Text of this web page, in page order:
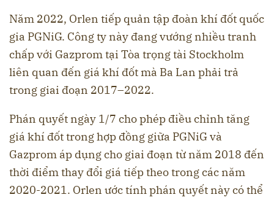
Năm 2022, Orlen tiếp quản tập đoàn khí đốt quốc
gia PGNiG. Công ty này đang vướng nhiều tranh
chấp với Gazprom tại Tòa trọng tài Stockholm
liên quan đến giá khí đốt mà Ba Lan phải trả
trong giai đoạn 2017–2022.
Phán quyết ngày 1/7 cho phép điều chỉnh tăng
giá khí đốt trong hợp đồng giữa PGNiG và
Gazprom áp dụng cho giai đoạn từ năm 2018 đến
thời điểm thay đổi giá tiếp theo trong các năm
2020-2021. Orlen ước tính phán quyết này có thể